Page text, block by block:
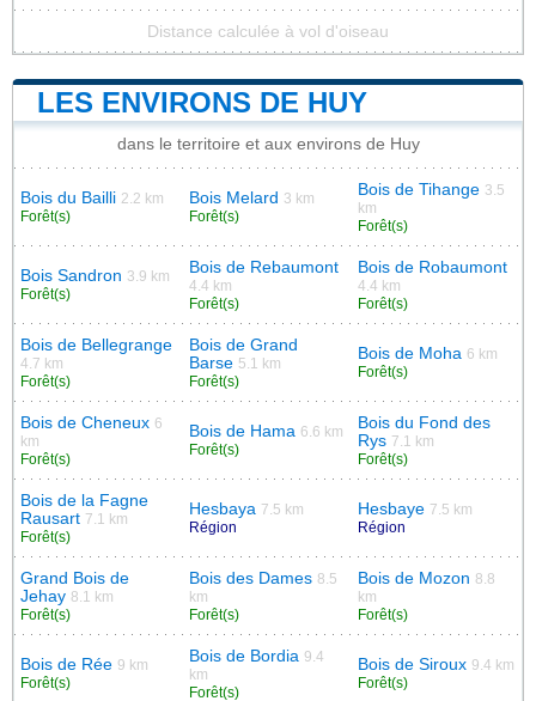
Distance calculée à vol d'oiseau
LES ENVIRONS DE HUY
dans le territoire et aux environs de Huy
Bois du Bailli 2.2 km
Forêt(s)
Bois Melard 3 km
Forêt(s)
Bois de Tihange 3.5
km
Forêt(s)
Bois Sandron 3.9 km
Forêt(s)
Bois de Rebaumont
4.4 km
Forêt(s)
Bois de Robaumont
4.4 km
Forêt(s)
Bois de Bellegrange
4.7 km
Forêt(s)
Bois de Grand
Barse 5.1 km
Forêt(s)
Bois de Moha 6 km
Forêt(s)
Bois de Cheneux 6
km
Forêt(s)
Bois de Hama 6.6 km
Forêt(s)
Bois du Fond des
Rys 7.1 km
Forêt(s)
Bois de la Fagne
Rausart 7.1 km
Forêt(s)
Hesbaya 7.5 km
Région
Hesbaye 7.5 km
Région
Grand Bois de
Jehay 8.1 km
Forêt(s)
Bois des Dames 8.5
km
Forêt(s)
Bois de Mozon 8.8
km
Forêt(s)
Bois de Rée 9 km
Forêt(s)
Bois de Bordia 9.4
km
Forêt(s)
Bois de Siroux 9.4 km
Forêt(s)